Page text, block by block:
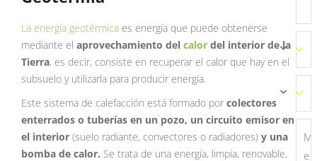
La energía geotérmica es energía que puede obtenerse
mediante el aprovechamiento del calor del interior de la
Tierra, es decir, consiste en recuperar el calor que hay en el
subsuelo y utilizarla para producir energía.
Este sistema de calefacción está formado por colectores
enterrados o tuberías en un pozo, un circuito emisor en
el interior (suelo radiante, convectores o radiadores) y una
bomba de calor. Se trata de una energía, limpia, renovable,